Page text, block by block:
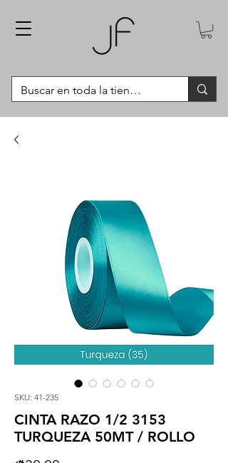
SKU: 41-235
CINTA RAZO 1/2 3153
TURQUEZA 50MT / ROLLO